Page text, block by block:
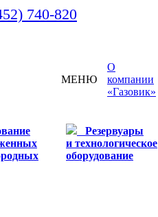
740-820
МЕНЮ
О
компании
«Газовик»
Резервуары
и технологическое
оборудование